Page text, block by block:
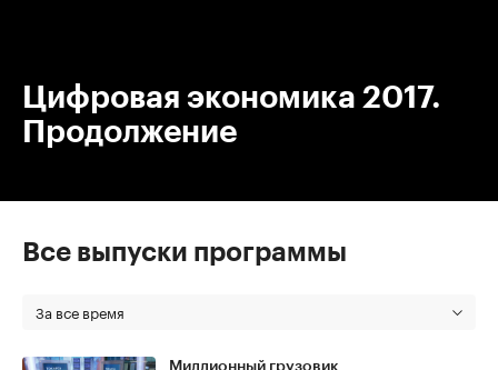
Цифровая экономика 2017.
Продолжение
Все выпуски программы
За все время
Миллионный грузовик